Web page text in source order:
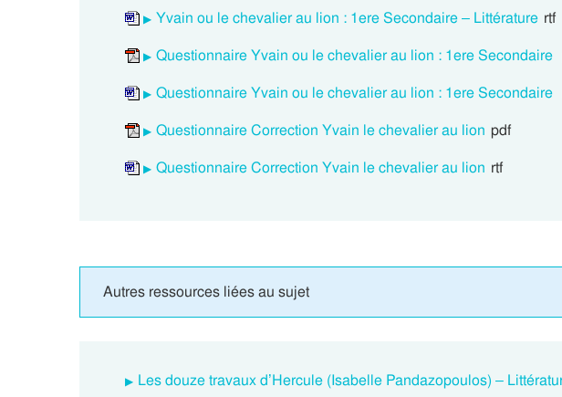
Yvain ou le chevalier au lion : 1ere Secondaire – Littérature rtf
Questionnaire Yvain ou le chevalier au lion : 1ere Secondaire
Questionnaire Yvain ou le chevalier au lion : 1ere Secondaire
Questionnaire Correction Yvain le chevalier au lion pdf
Questionnaire Correction Yvain le chevalier au lion rtf
Autres ressources liées au sujet
Les douze travaux d’Hercule (Isabelle Pandazopoulos) –